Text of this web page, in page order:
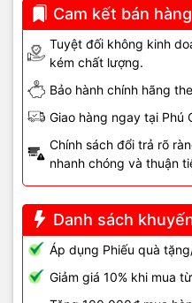
Cam kết bán hàng
Tuyệt đối không kinh
kém chất lượng.
Bảo hành chính hãng
Giao hàng ngay tại Phú
Chính sách đổi trả rõ
nhanh chóng và thuận
Danh sách
Áp dụng Phiếu quà
Giảm giá 10% khi mua
hỏi kỹ thuật viên chuyên
thêm linh kiện.
Cam kết
- Sửa chữa nhanh chóng,
hàng.
- Linh kiện thay thế chính
- Hỗ trợ tận nơi hoặc
- Uy tín – Trung thực –
Thông tin